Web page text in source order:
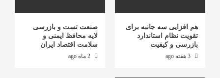
هم افزایی سه جانبه برای
تقویت نظام استاندارد
بازرسی و کیفیت
صنعت تست و بازرسی
لایه محافظ ایمنی و
سلامت اقتصاد ایران